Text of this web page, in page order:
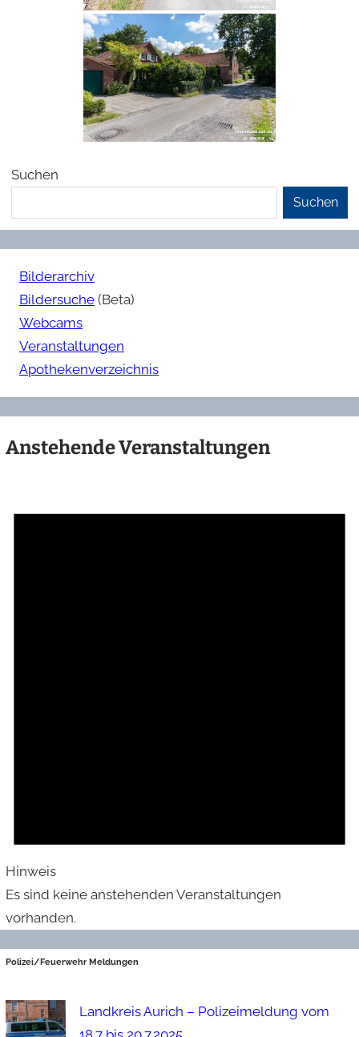
Suchen
Suchen
Bilderarchiv
Bildersuche (Beta)
Webcams
Veranstaltungen
Apothekenverzeichnis
Anstehende Veranstaltungen
Hinweis
Es sind keine anstehenden Veranstaltungen
vorhanden.
Polizei/Feuerwehr Meldungen
Landkreis Aurich – Polizeimeldung vom